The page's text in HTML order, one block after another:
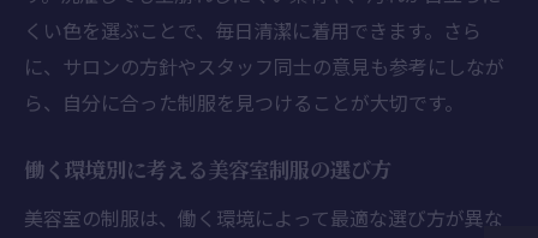
くい色を選ぶことで、毎日清潔に着用できます。さら
に、サロンの方針やスタッフ同士の意見も参考にしなが
ら、自分に合った制服を見つけることが大切です。
働く環境別に考える美容室制服の選び方
美容室の制服は、働く環境によって最適な選び方が異な